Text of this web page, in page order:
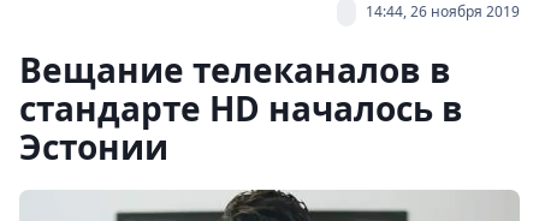
14:44, 26 ноября 2019
Вещание телеканалов в
стандарте HD началось в
Эстонии